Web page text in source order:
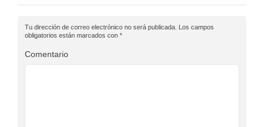
Tu dirección de correo electrónico no será publicada. Los campos
obligatorios están marcados con *
Comentario